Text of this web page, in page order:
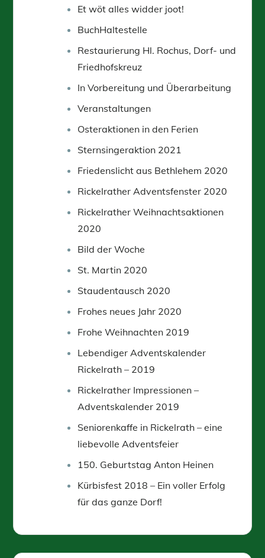
Et wöt alles widder joot!
BuchHaltestelle
Restaurierung Hl. Rochus, Dorf- und
Friedhofskreuz
In Vorbereitung und Überarbeitung
Veranstaltungen
Osteraktionen in den Ferien
Sternsingeraktion 2021
Friedenslicht aus Bethlehem 2020
Rickelrather Adventsfenster 2020
Rickelrather Weihnachtsaktionen
2020
Bild der Woche
St. Martin 2020
Staudentausch 2020
Frohes neues Jahr 2020
Frohe Weihnachten 2019
Lebendiger Adventskalender
Rickelrath – 2019
Rickelrather Impressionen –
Adventskalender 2019
Seniorenkaffe in Rickelrath – eine
liebevolle Adventsfeier
150. Geburtstag Anton Heinen
Kürbisfest 2018 – Ein voller Erfolg
für das ganze Dorf!